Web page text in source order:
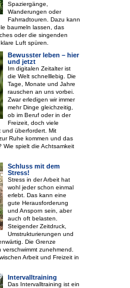
Spaziergänge,
Wanderungen oder
Fahrradtouren. Dazu kann
baumeln lassen, das
oder die singenden
Luft spüren.
Bewusster leben – hier
und jetzt
Im digitalen Zeitalter ist
die Welt schnelllebig. Die
Tage, Monate und Jahre
rauschen an uns vorbei.
Zwar erledigen wir immer
mehr Dinge gleichzeitig,
ob im Beruf oder in der
Freizeit, doch viele
und überfordert. Mit
Ruhe kommen und das
spielt die Achtsamkeit
Schluss mit dem
Stress!
Stress in der Arbeit hat
wohl jeder schon einmal
erlebt. Das kann eine
gute Herausforderung
und Ansporn sein, aber
auch oft belasten.
Steigender Zeitdruck,
Umstrukturierungen und
Die Grenze
zunehmend.
Arbeit und Freizeit in
Intervalltraining
Das Intervalltraining ist ein